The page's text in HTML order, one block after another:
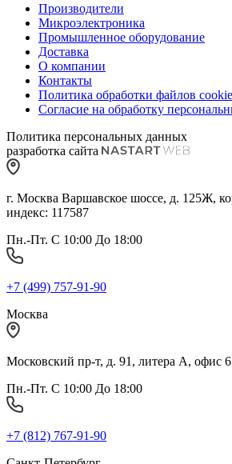
Производители
Микроэлектроника
Промышленное оборудование
Доставка
О компании
Контакты
Политика обработки файлов cookie
Согласие на обработку
Политика персональных данных
разработка сайта
г. Москва Варшавское шоссе, д. 125Ж,
индекс: 117587
Пн.-Пт. С 10:00 До 18:00
+7 (499) 757-91-90
Москва
Московский пр-т, д. 91, литера А, офис
Пн.-Пт. С 10:00 До 18:00
+7 (812) 767-91-90